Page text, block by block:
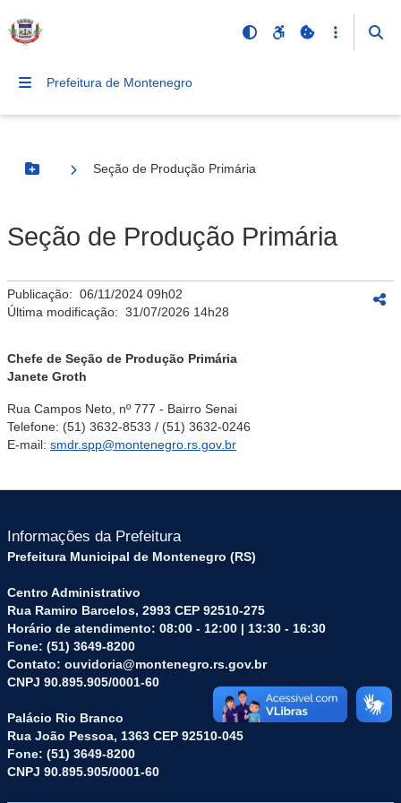
Prefeitura de Montenegro
Botão Menu
Seção de Produção Primária
Seção de Produção Primária
Publicação: 06/11/2024 09h02
Última modificação: 31/07/2026 14h28
Chefe de Seção de Produção Primária
Janete Groth
Rua Campos Neto, nº 777 - Bairro Senai
Telefone: (51) 3632-8533 / (51) 3632-0246
E-mail: smdr.spp@montenegro.rs.gov.br
Informações da Prefeitura
Prefeitura Municipal de Montenegro (RS)
Centro Administrativo
Rua Ramiro Barcelos, 2993 CEP 92510-275
Horário de atendimento: 08:00 - 12:00 | 13:30 - 16:30
Fone: (51) 3649-8200
Contato: ouvidoria@montenegro.rs.gov.br
CNPJ 90.895.905/0001-60
Palácio Rio Branco
Rua João Pessoa, 1363 CEP 92510-045
Fone: (51) 3649-8200
CNPJ 90.895.905/0001-60